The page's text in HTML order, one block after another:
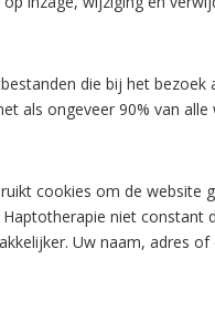
die bij het
als ongeveer 90% van alle
cookies om de
niet
Uw naam, adres